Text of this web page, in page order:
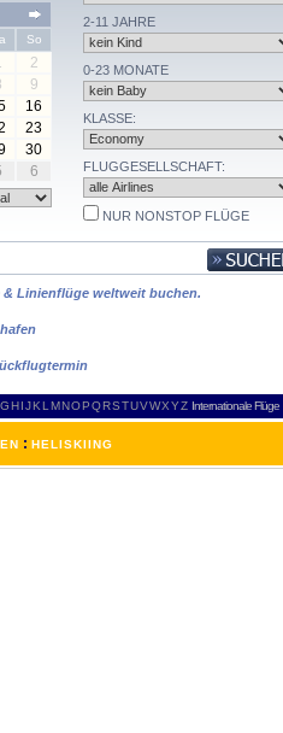
So
2
9
16
23
30
6
2-11 JAHRE
0-23 MONATE
KLASSE:
FLUGGESELLSCHAFT:
NUR NONSTOP FLÜGE
Linienflüge weltweit buchen.
GH IJKL MNOPQRSTUVWXYZ Internationale Flüge
: HELISKIING